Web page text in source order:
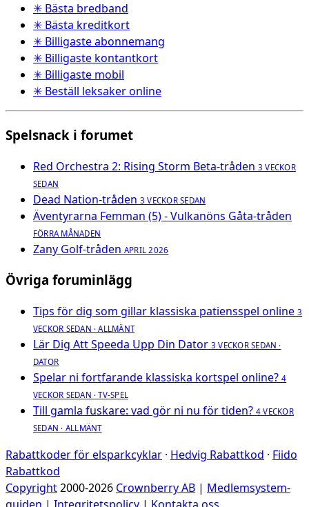
✳ Bästa bredband
✳ Bästa kreditkort
✳ Billigaste abonnemang
✳ Billigaste kontantkort
✳ Billigaste mobil
✳ Beställ leksaker online
Spelsnack i forumet
Red Orchestra 2: Rising Storm Beta-tråden 3 VECKOR
SEDAN
Dead Nation-tråden 3 VECKOR SEDAN
Äventyrarna Femman (5) - Vulkanöns Gåta-tråden
FÖRRA MÅNADEN
Zany Golf-tråden APRIL 2026
Övriga foruminlägg
Tips för dig som gillar klassiska patiensspel online 3
VECKOR SEDAN · ALLMÄNT
Lär Dig Att Speeda Upp Din Dator 3 VECKOR SEDAN ·
DATOR
Spelar ni fortfarande klassiska kortspel online? 4
VECKOR SEDAN · TV-SPEL
Till gamla fuskare: vad gör ni nu för tiden? 4 VECKOR
SEDAN · ALLMÄNT
Rabattkoder för elsparkcyklar · Hedvig Rabattkod · Fiido
Rabattkod
Copyright2000-2026 Crownberry AB | Medlemsystem-